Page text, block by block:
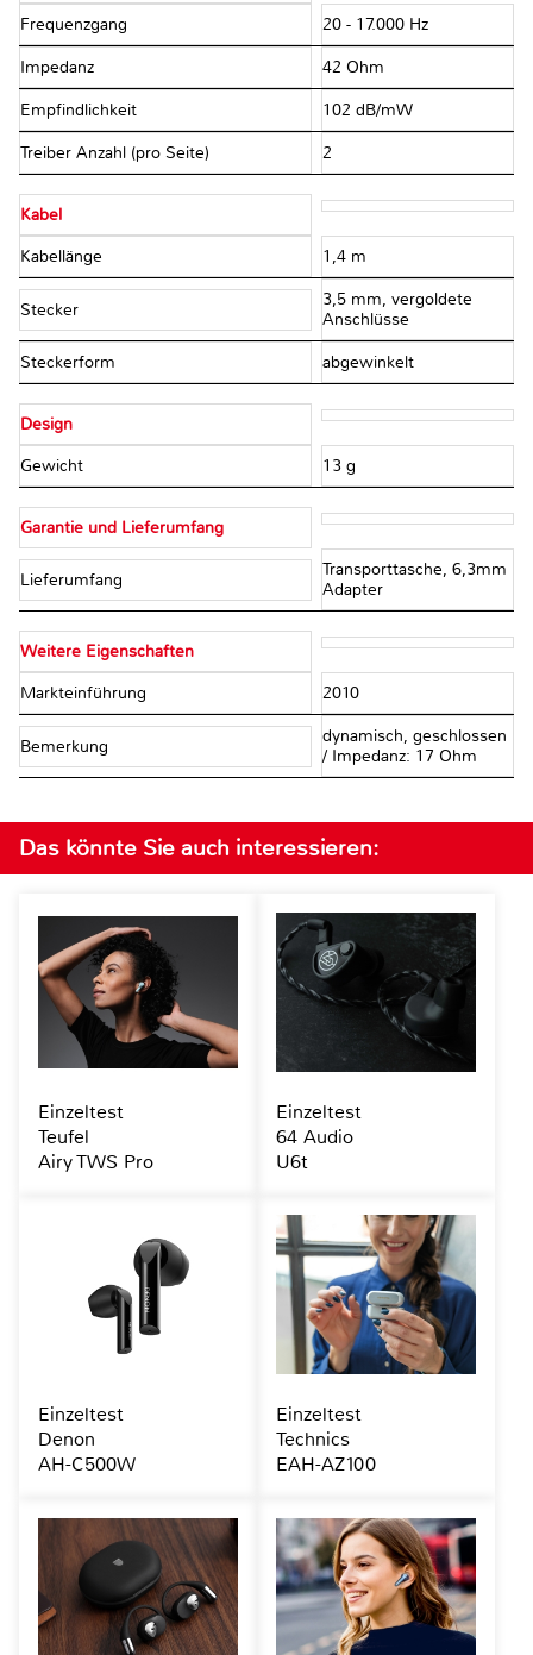
Frequenzgang 20 - 17.000 Hz
Impedanz 42 Ohm
Empfindlichkeit 102 dB/mW
Treiber Anzahl (pro Seite) 2
Kabel
Kabellänge 1,4 m
Stecker
3,5 mm, vergoldete
Anschlüsse
Steckerform abgewinkelt
Design
Gewicht 13 g
Garantie und Lieferumfang
Lieferumfang
Transporttasche, 6,3mm
Adapter
Weitere Eigenschaften
Markteinführung 2010
Bemerkung
dynamisch, geschlossen
/ Impedanz: 17 Ohm
Das könnte Sie auch interessieren:
Einzeltest
Teufel
Airy TWS Pro
Einzeltest
64 Audio
U6t
Einzeltest
Denon
AH-C500W
Einzeltest
Technics
EAH-AZ100